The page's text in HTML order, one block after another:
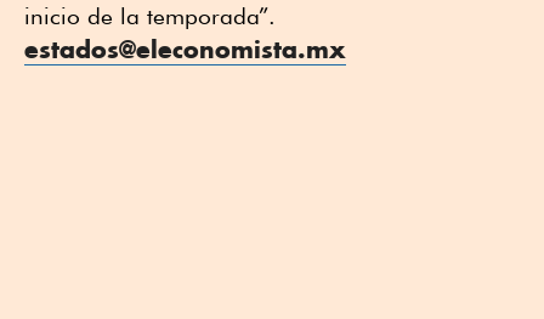
inicio de la temporada”.
estados@eleconomista.mx